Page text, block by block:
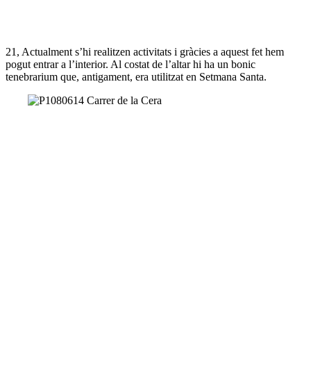
21, Actualment s’hi realitzen activitats i gràcies a aquest fet hem
pogut entrar a l’interior. Al costat de l’altar hi ha un bonic
tenebrarium que, antigament, era utilitzat en Setmana Santa.